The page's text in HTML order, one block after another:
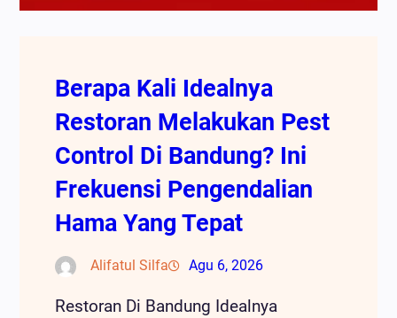
Berapa Kali Idealnya
Restoran Melakukan Pest
Control Di Bandung? Ini
Frekuensi Pengendalian
Hama Yang Tepat
Alifatul Silfa Agu 6, 2026
Restoran Di Bandung Idealnya